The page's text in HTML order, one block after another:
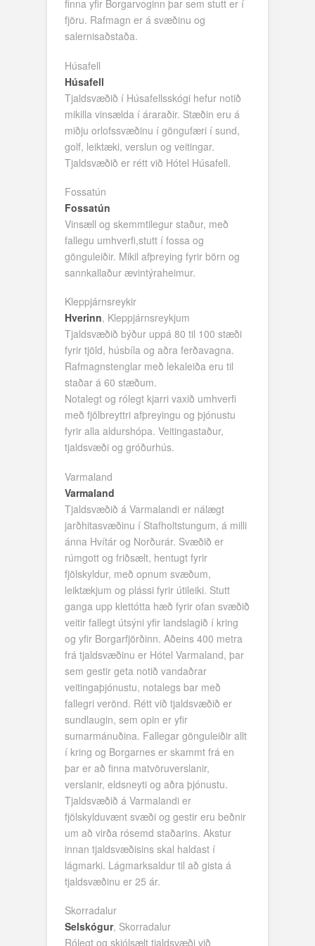
finna yfir Borgarvoginn þar sem stutt er í
fjöru. Rafmagn er á svæðinu og
salernisaðstaða.
Húsafell
Húsafell
Tjaldsvæðið í Húsafellsskógi hefur notið
mikilla vinsælda í áraraðir. Stæðin eru á
miðju orlofssvæðinu í göngufæri í sund,
golf, leiktæki, verslun og veitingar.
Tjaldsvæðið er rétt við Hótel Húsafell.
Fossatún
Fossatún
Vinsæll og skemmtilegur staður, með
fallegu umhverfi,stutt í fossa og
gönguleiðir. Mikil afþreying fyrir börn og
sannkallaður ævintýraheimur.
Kleppjárnsreykir
Hverinn, Kleppjárnsreykjum
Tjaldsvæðið býður uppá 80 til 100 stæði
fyrir tjöld, húsbíla og aðra ferðavagna.
Rafmagnstenglar með lekaleiða eru til
staðar á 60 stæðum.
Notalegt og rólegt kjarri vaxið umhverfi
með fjölbreyttri afþreyingu og þjónustu
fyrir alla aldurshópa. Veitingastaður,
tjaldsvæði og gróðurhús.
Varmaland
Varmaland
Tjaldsvæðið á Varmalandi er nálægt
jarðhitasvæðinu í Stafholtstungum, á milli
ánna Hvítár og Norðurár. Svæðið er
rúmgott og friðsælt, hentugt fyrir
fjölskyldur, með opnum svæðum,
leiktækjum og plássi fyrir útileiki. Stutt
ganga upp klettótta hæð fyrir ofan svæðið
veitir fallegt útsýni yfir landslagið í kring
og yfir Borgarfjörðinn. Aðeins 400 metra
frá tjaldsvæðinu er Hótel Varmaland, þar
sem gestir geta notið vandaðrar
veitingaþjónustu, notalegs bar með
fallegri verönd. Rétt við tjaldsvæðið er
sundlaugin, sem opin er yfir
sumarmánuðina. Fallegar gönguleiðir allt
í kring og Borgarnes er skammt frá en
þar er að finna matvöruverslanir,
verslanir, eldsneyti og aðra þjónustu.
Tjaldsvæðið á Varmalandi er
fjölskylduvænt svæði og gestir eru beðnir
um að virða rósemd staðarins. Akstur
innan tjaldsvæðisins skal haldast í
lágmarki. Lágmarksaldur til að gista á
tjaldsvæðinu er 25 ár.
Skorradalur
Selskógur, Skorradalur
Rólegt og skjólsælt tjaldsvæði við